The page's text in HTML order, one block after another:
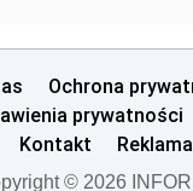
Ochrona
prywatności
Kontakt Reklama
© 2026